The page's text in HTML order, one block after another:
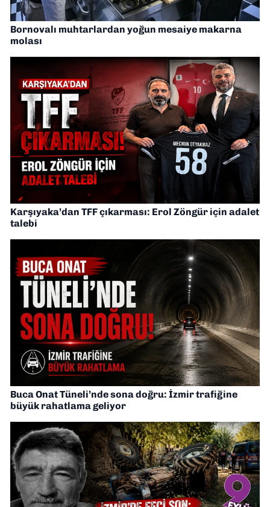
Bornovalı muhtarlardan yoğun mesaiye makarna
molası
Karşıyaka’dan TFF çıkarması: Erol Zöngür için adalet
talebi
Buca Onat Tüneli’nde sona doğru: İzmir trafiğine
büyük rahatlama geliyor